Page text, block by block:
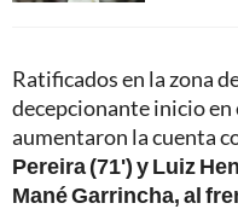
Ratificados en la zona
decepcionante inicio
aumentaron la cuenta
Pereira (71') y Luiz
Mané Garrincha, al